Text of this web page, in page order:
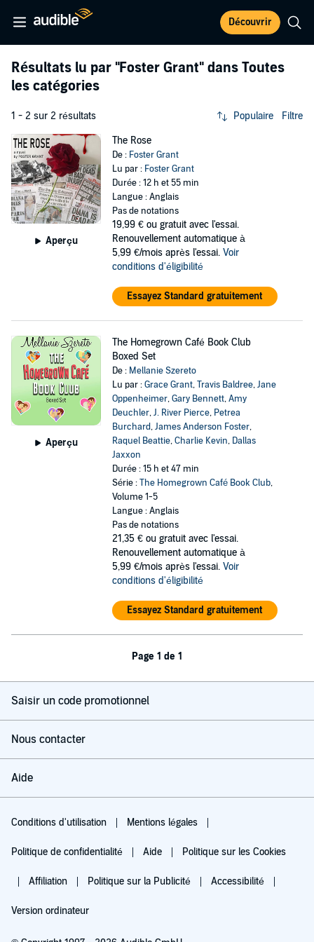
Découvrir
Résultats lu par "Foster Grant" dans Toutes
les catégories
1 - 2 sur 2 résultats Populaire Filtre
Aperçu
The Rose
De : Foster Grant
Lu par : Foster Grant
Durée : 12 h et 55 min
Langue : Anglais
Pas de notations
19,99 € ou gratuit avec l'essai.
Renouvellement automatique à
5,99 €/mois après l'essai. Voir
conditions d'éligibilité
Essayez Standard gratuitement
Aperçu
The Homegrown Café Book Club
Boxed Set
De : Mellanie Szereto
Lu par :Grace Grant,Travis Baldree,Jane
Oppenheimer,Gary Bennett,Amy
Deuchler,J. River Pierce, Petrea
Burchard,James Anderson Foster,
Raquel Beattie,Charlie Kevin, Dallas
Jaxxon
Durée : 15 h et 47 min
Série :The Homegrown Café Book Club,
Volume 1-5
Langue : Anglais
Pas de notations
21,35 € ou gratuit avec l'essai.
Renouvellement automatique à
5,99 €/mois après l'essai. Voir
conditions d'éligibilité
Essayez Standard gratuitement
Page 1 de 1
Saisir un code promotionnel
Nous contacter
Aide
Conditions d'utilisation Mentions légales
Politique de confidentialité Aide Politique sur les Cookies
Affiliation Politique sur la Publicité Accessibilité
Version ordinateur